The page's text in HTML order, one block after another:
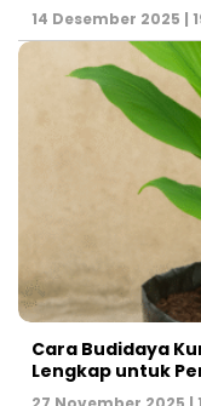
14 Desember 2025 |
Cara Budidaya
Lengkap untuk